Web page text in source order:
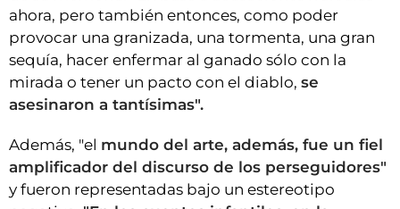
ahora, pero también entonces, como poder
provocar una granizada, una tormenta, una gran
sequía, hacer enfermar al ganado sólo con la
mirada o tener un pacto con el diablo, se
asesinaron a tantísimas".
Además, "el mundo del arte, además, fue un fiel
amplificador del discurso de los perseguidores"
y fueron representadas bajo un estereotipo